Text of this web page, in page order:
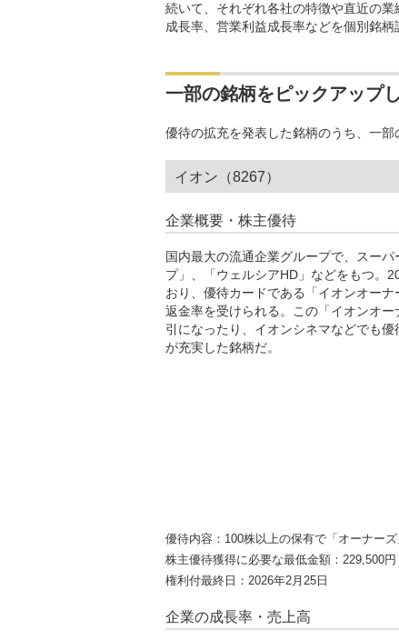
続いて、それぞれ各社の特徴や直近の
成長率、営業利益成長率などを個別銘
一部の銘柄をピックアップ
優待の拡充を発表した銘柄のうち、一部
イオン（8267）
企業概要・株主優待
国内最大の流通企業グループで、スー
プ」、「ウェルシアHD」などをもつ。
おり、優待カードである「イオンオー
返金率を受けられる。この「イオンオ
引になったり、イオンシネマなどでも
が充実した銘柄だ。
優待内容：100株以上の保有で「オーナー
株主優待獲得に必要な最低金額：229,500円
権利付最終日：2026年2月25日
企業の成長率・売上高